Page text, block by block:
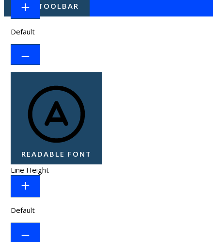
HIDE TOOLBAR
Default
READABLE FONT
Line Height
Default